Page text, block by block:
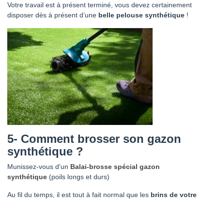
Votre travail est à présent terminé, vous devez certainement
disposer dès à présent d’une belle pelouse synthétique !
5- Comment brosser son gazon
synthétique ?
Munissez-vous d'un Balai-brosse spécial gazon
synthétique (poils longs et durs)
Au fil du temps, il est tout à fait normal que les brins de votre